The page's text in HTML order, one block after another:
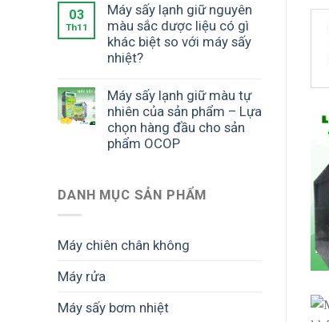
03
Th11
Máy sấy lạnh giữ nguyên
màu sắc dược liệu có gì
khác biệt so với máy sấy
nhiệt?
Máy sấy lạnh giữ màu tự
nhiên của sản phẩm – Lựa
chọn hàng đầu cho sản
phẩm OCOP
DANH MỤC SẢN PHẨM
Máy chiên chân không
Máy rửa
Máy sấy bơm nhiệt